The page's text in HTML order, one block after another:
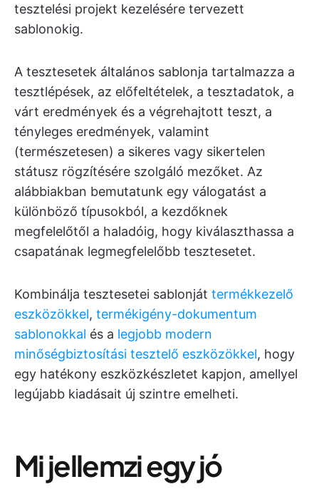
tesztelési projekt kezelésére tervezett
sablonokig.
A tesztesetek általános sablonja tartalmazza a
tesztlépések, az előfeltételek, a tesztadatok, a
várt eredmények és a végrehajtott teszt, a
tényleges eredmények, valamint
(természetesen) a sikeres vagy sikertelen
státusz rögzítésére szolgáló mezőket. Az
alábbiakban bemutatunk egy válogatást a
különböző típusokból, a kezdőknek
megfelelőtől a haladóig, hogy kiválaszthassa a
csapatának legmegfelelőbb tesztesetet.
Kombinálja tesztesetei sablonját termékkezelő
eszközökkel, termékigény-dokumentum
sablonokkal és a legjobb modern
minőségbiztosítási tesztelő eszközökkel, hogy
egy hatékony eszközkészletet kapjon, amellyel
legújabb kiadásait új szintre emelheti.
Mi jellemzi egy jó